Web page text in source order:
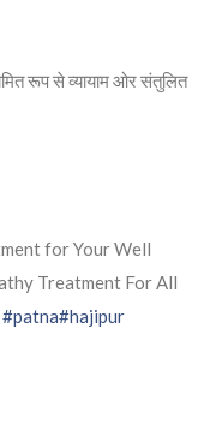
रूप से व्यायाम ओर संतुलित
for Your Well
Treatment For All
#patna#hajipur